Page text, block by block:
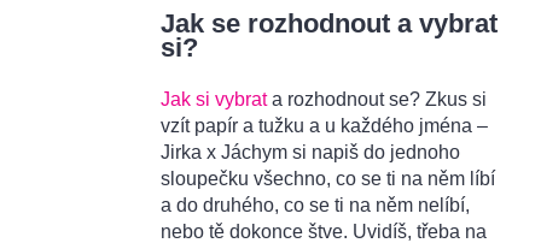
Jak se rozhodnout a vybrat
si?
Jak si vybrata rozhodnout se? Zkus si
vzít papír a tužku a u každého jména –
Jirka x Jáchym si napiš do jednoho
sloupečku všechno, co se ti na něm líbí
a do druhého, co se ti na něm nelíbí,
nebo tě dokonce štve. Uvidíš, třeba na